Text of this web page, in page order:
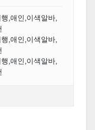
,애인,이색알바,
,애인,이색알바,
,애인,이색알바,